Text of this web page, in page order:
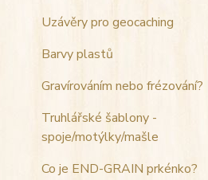
Uzávěry pro geocaching
Barvy plastů
Gravírováním nebo frézování?
Truhlářské šablony -
spoje/motýlky/mašle
Co je END-GRAIN prkénko?